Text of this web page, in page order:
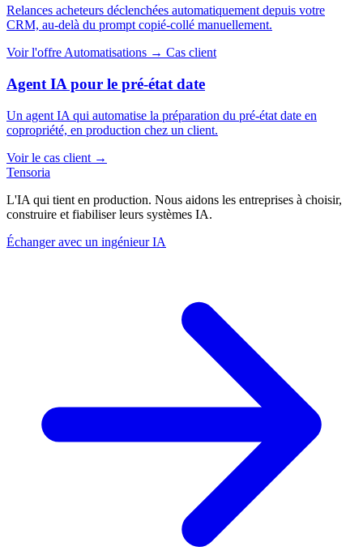
Relances acheteurs déclenchées automatiquement depuis votre
CRM, au-delà du prompt copié-collé manuellement.
Voir l'offre Automatisations → Cas client
Agent IA pour le pré-état date
Un agent IA qui automatise la préparation du pré-état date en
copropriété, en production chez un client.
Voir le cas client →
Tensoria
L'IA qui tient en production. Nous aidons les entreprises à choisir,
construire et fiabiliser leurs systèmes IA.
Échanger avec un ingénieur IA